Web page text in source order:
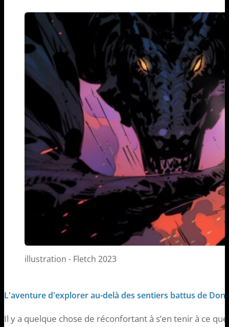
illustration - Fletch 2023
L'aventure d'explorer au-delà des sentiers battus de
Il y a quelque chose de réconfortant à s’en tenir à ce que